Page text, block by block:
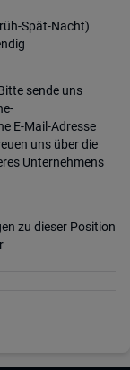
Spät-Nacht)
sende uns
E-Mail-Adresse
uns über die
Unternehmens
zu dieser Position